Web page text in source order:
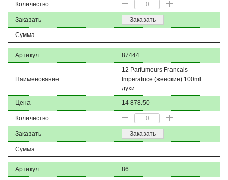
Количество
Заказать Заказать
Сумма
Артикул 87444
Наименование
12 Parfumeurs Francais
Imperatrice (женские) 100ml
духи
Цена 14 878.50
Количество
Заказать Заказать
Сумма
Артикул 86